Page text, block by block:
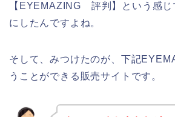
【EYEMAZING 評判】という感じ
にしたんですよね。
そして、みつけたのが、下記
うことができる販売サイトです。